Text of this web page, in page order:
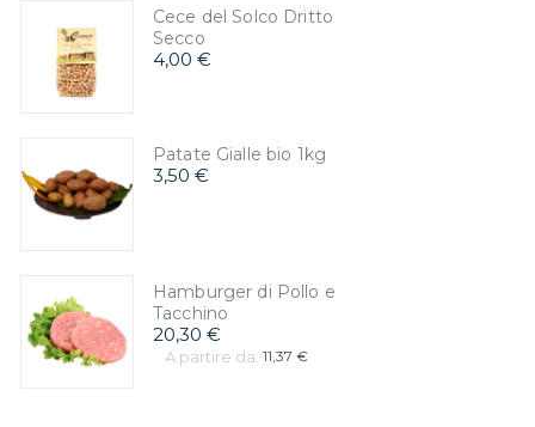
Cece del Solco Dritto
Secco
4,00 €
Patate Gialle bio 1kg
3,50 €
Hamburger di Pollo e
Tacchino
20,30 €
A partire da: 11,37 €